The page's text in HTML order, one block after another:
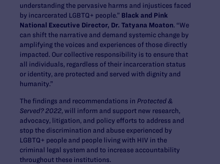
understanding the pervasive harms and injustices faced
by incarcerated LGBTQ+ people.” Black and Pink
National Executive Director, Dr. Tatyana Moaton. “We
can shift the narrative and demand systemic change by
amplifying the voices and experiences of those directly
impacted. Our collective responsibility is to ensure that
all individuals, regardless of their incarceration status
or identity, are protected and served with dignity and
humanity.”
The findings and recommendations in Protected &
Served? 2022, will inform and support new research,
advocacy, litigation, and policy efforts to address and
stop the discrimination and abuse experienced by
LGBTQ+ people and people living with HIV in the
criminal legal system and to increase accountability
throughout these institutions.